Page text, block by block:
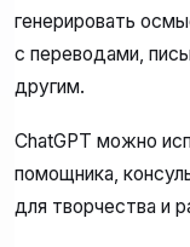
генерировать
с переводами,
другим.
ChatGPT можно
помощника,
для творчества и